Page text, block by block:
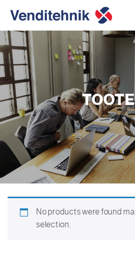
No products were found
selection.